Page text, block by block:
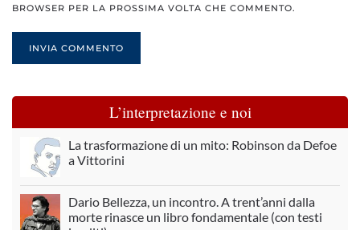
BROWSER PER LA PROSSIMA VOLTA CHE COMMENTO.
INVIA COMMENTO
L’interpretazione e noi
La trasformazione di un mito: Robinson da Defoe
a Vittorini
Dario Bellezza, un incontro. A trent’anni dalla
morte rinasce un libro fondamentale (con testi